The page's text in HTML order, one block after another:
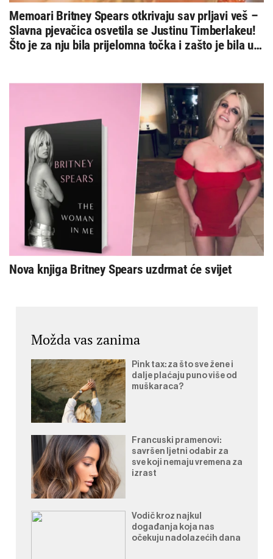
Memoari Britney Spears otkrivaju sav prljavi veš –
Slavna pjevačica osvetila se Justinu Timberlakeu!
Što je za nju bila prijelomna točka i zašto je bila u
Nova knjiga Britney Spears uzdrmat će svijet
Možda vas zanima
Pink tax: za što sve žene i
dalje plaćaju puno više od
muškaraca?
Francuski pramenovi:
savršen ljetni odabir za
sve koji nemaju vremena za
izrast
Vodič kroz najkul
događanja koja nas
očekuju nadolazećih dana